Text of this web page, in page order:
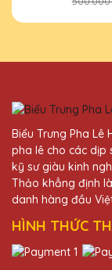
Cúp
27/
Dịch
Pha
tình
Đỗ
Biểu Trưng Pha Lê
pha lê cho các dịp
kỹ sư giàu kinh
Thảo khẳng định
danh hàng đầu
HÌNH THỨC